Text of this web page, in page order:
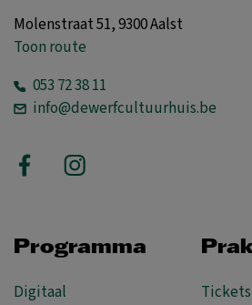
Molenstraat 51, 9300 Aalst
Toon route
053 72 38 11
info@dewerfcultuurhuis.be
Programma
Digitaal
Tickets